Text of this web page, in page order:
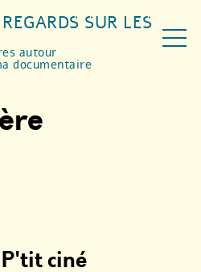
SUR LES
autour
documentaire
ciné